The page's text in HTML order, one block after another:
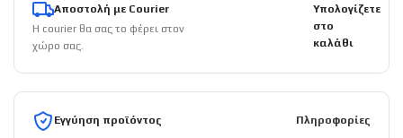
Αποστολή με Courier
Η courier θα σας το φέρει στον
χώρο σας.
Υπολογίζετε
στο
καλάθι
Εγγύηση προϊόντος Πληροφορίες